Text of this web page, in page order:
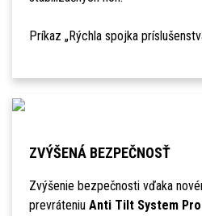
Príkaz „Rýchla spojka
ZVÝŠENÁ BEZPEČNOSŤ
Zvýšenie bezpečnosti vďaka
prevráteniu Anti Tilt System Pro